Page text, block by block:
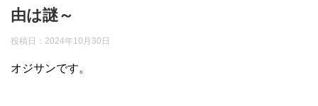
由は謎～
投稿日： 2024年10月30日
オジサンです。